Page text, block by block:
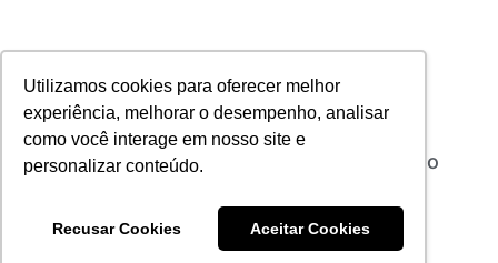
Utilizamos cookies para oferecer melhor
experiência, melhorar o desempenho, analisar
como você interage em nosso site e
personalizar conteúdo.
Recusar Cookies Aceitar Cookies
TExTalk recebe Erika Medici, CEO da AXA no
Nenhum comentário